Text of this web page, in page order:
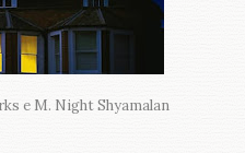
e M. Night Shyamalan